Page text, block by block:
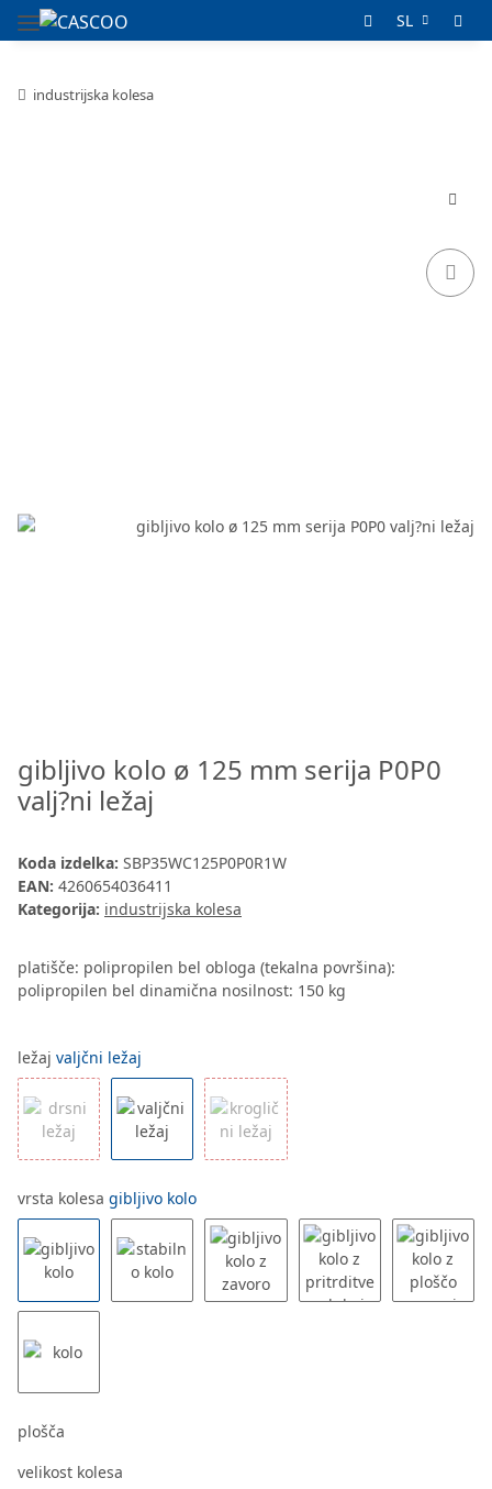
SL
industrijska kolesa
gibljivo kolo ø 125 mm serija P0P0
valj?ni ležaj
Koda izdelka: SBP35WC125P0P0R1W
EAN: 4260654036411
Kategorija: industrijska kolesa
platišče: polipropilen bel obloga (tekalna površina):
polipropilen bel dinamična nosilnost: 150 kg
ležaj valjčni ležaj
vrsta kolesa gibljivo kolo
plošča
velikost kolesa